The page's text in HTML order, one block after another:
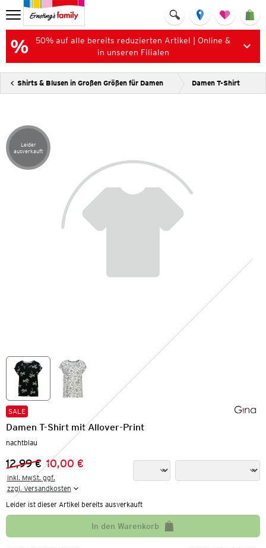
50% auf alle bereits reduzierten Artikel | Online &
in unseren Filialen
Shirts & Blusen in Großen Größen für Damen Damen T-Shirt
Artikel leider ausverkauft
Leider
ausverkauft
SALE
Damen T-Shirt mit Allover-Print
nachtblau
Vorheriger Preis:
12,99 €
Neuer Preis:
10,00 €
inkl. MwSt. ggf.
zzgl. Versandkosten
Leider ist dieser Artikel bereits ausverkauft
In den Warenkorb